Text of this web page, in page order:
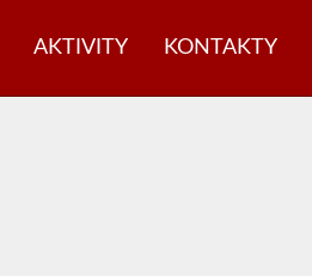
AKTIVITY KONTAKTY